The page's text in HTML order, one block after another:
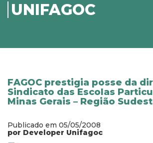
UNIFAGOC
FAGOC prestigia posse da
Sindicato das Escolas
Minas Gerais – Região
Publicado em 05/05/2008
por Developer Unifagoc